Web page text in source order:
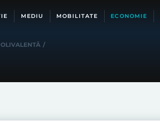
MEDIU MOBILITATE ECONOMIE
/